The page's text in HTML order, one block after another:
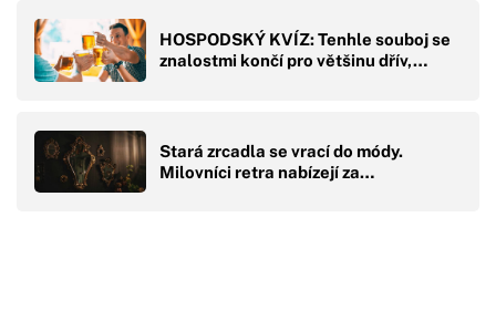
HOSPODSKÝ KVÍZ: Tenhle souboj se
znalostmi končí pro většinu dřív,…
Stará zrcadla se vrací do módy.
Milovníci retra nabízejí za…